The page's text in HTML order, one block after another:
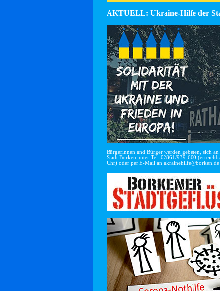
AKTUELL: Ukraine-Hilfe der
Bürgerinnen und Bürger werden gebeten, sich
Stadt Borken unter Tel. 02861/939-600
Uhr) oder per E-Mail an ukrainehilfe@borken.de